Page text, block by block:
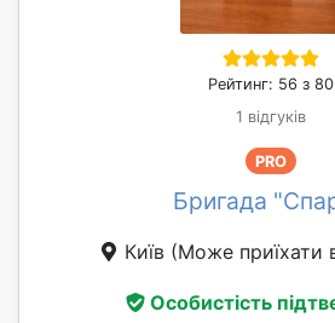
Рейтинг: 56 з 80
1 відгуків
PRO
Бригада
Київ (Може приїхати
Особистість